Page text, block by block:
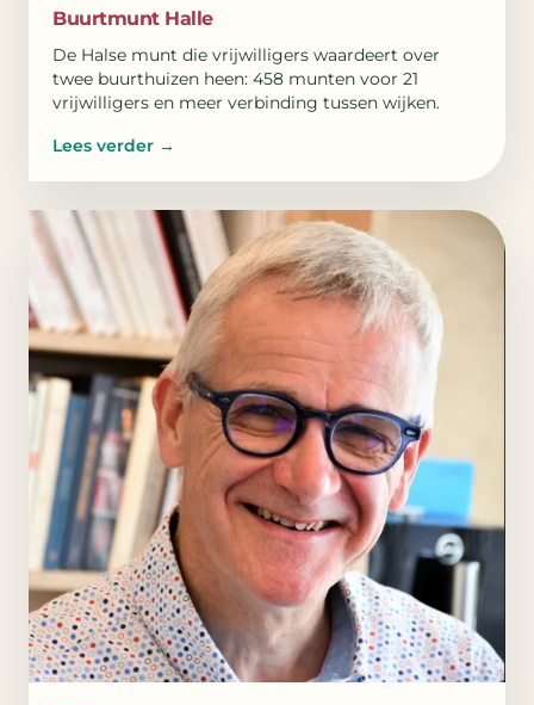
Buurtmunt Halle
De Halse munt die vrijwilligers waardeert over
twee buurthuizen heen: 458 munten voor 21
vrijwilligers en meer verbinding tussen wijken.
Lees verder →